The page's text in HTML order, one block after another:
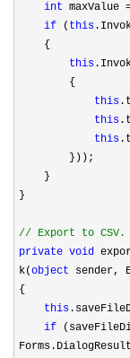
int maxValue
if ( this
{
this
{
this
this
this
}));
}
}
// Export to CSV.
private void
k(object sender,
{
this
if